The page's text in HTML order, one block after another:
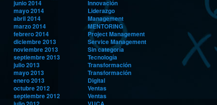
junio 2014
mayo 2014
abril 2014
marzo 2014
febrero 2014
diciembre 2013
noviembre 2013
septiembre 2013
julio 2013
mayo 2013
enero 2013
octubre 2012
septiembre 2012
Innovación
Liderazgo
Management
MENTORING
Project Management
Service Management
Sin categoría
Tecnología
Transformación
Transformación
Digital
Ventas
Ventas